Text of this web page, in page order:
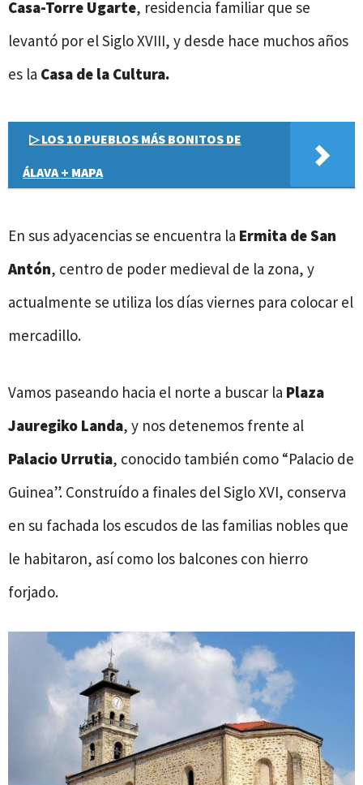
Casa-Torre Ugarte, residencia familiar que se
levantó por el Siglo XVIII, y desde hace muchos años
es la Casa de la Cultura.
▷ LOS 10 PUEBLOS MÁS BONITOS DE
ÁLAVA + MAPA
En sus adyacencias se encuentra la Ermita de San
Antón, centro de poder medieval de la zona, y
actualmente se utiliza los días viernes para colocar el
mercadillo.
Vamos paseando hacia el norte a buscar la Plaza
Jauregiko Landa, y nos detenemos frente al
Palacio Urrutia, conocido también como “Palacio de
Guinea”. Construído a finales del Siglo XVI, conserva
en su fachada los escudos de las familias nobles que
le habitaron, así como los balcones con hierro
forjado.